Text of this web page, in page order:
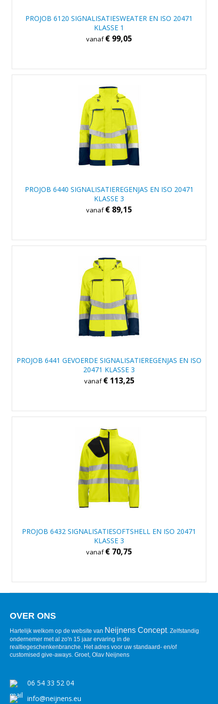
PROJOB 6120 SIGNALISATIESWEATER EN ISO 20471
KLASSE 1
vanaf€ 99,05
PROJOB 6440 SIGNALISATIEREGENJAS EN ISO 20471
KLASSE 3
vanaf€ 89,15
PROJOB 6441 GEVOERDE SIGNALISATIEREGENJAS EN ISO
20471 KLASSE 3
vanaf€ 113,25
PROJOB 6432 SIGNALISATIESOFTSHELL EN ISO 20471
KLASSE 3
vanaf€ 70,75
OVER ONS
Hartelijk welkom op de website van Neijnens Concept. Zelfstandig
ondernemer met al zo'n 15 jaar ervaring in de
realtiegeschenkenbranche. Het adres voor uw standaard- en/of
customised give-aways. Groet, Olav Neijnens
06 54 33 52 04
info@neijnens.eu